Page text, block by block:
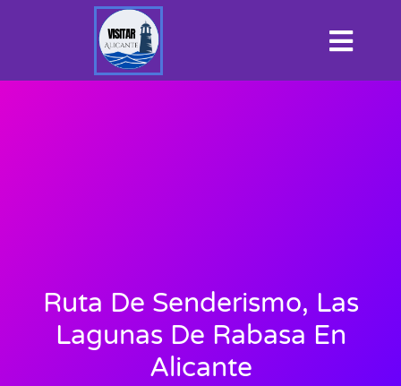
Ruta De Senderismo, Las
Lagunas De Rabasa En
Alicante